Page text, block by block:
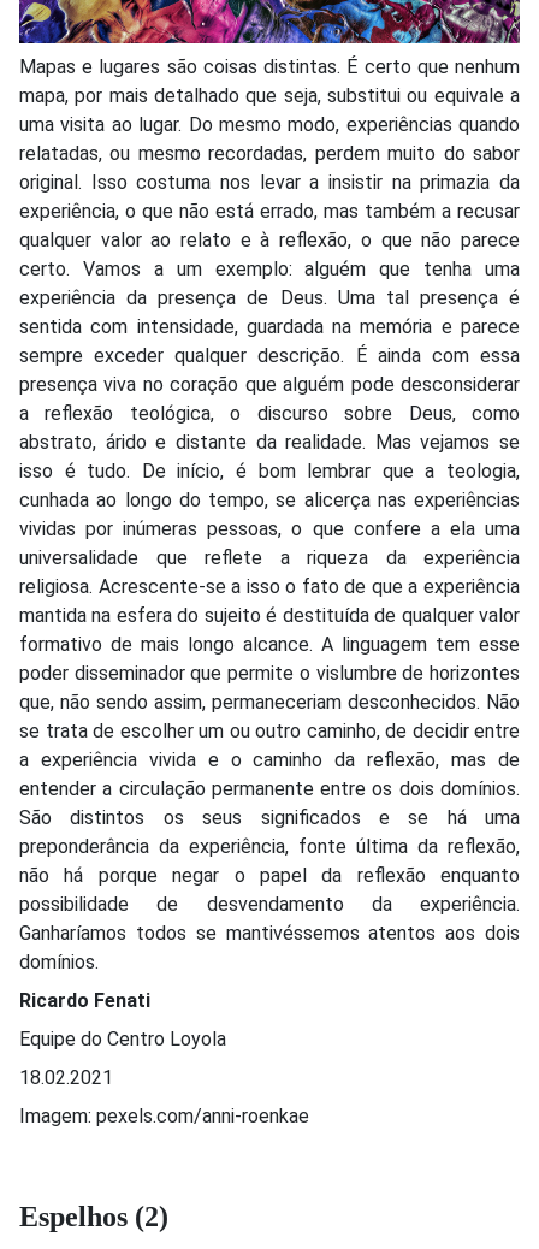
Mapas e lugares são coisas distintas. É certo que nenhum
mapa, por mais detalhado que seja, substitui ou equivale a
uma visita ao lugar. Do mesmo modo, experiências quando
relatadas, ou mesmo recordadas, perdem muito do sabor
original. Isso costuma nos levar a insistir na primazia da
experiência, o que não está errado, mas também a recusar
qualquer valor ao relato e à reflexão, o que não parece
certo. Vamos a um exemplo: alguém que tenha uma
experiência da presença de Deus. Uma tal presença é
sentida com intensidade, guardada na memória e parece
sempre exceder qualquer descrição. É ainda com essa
presença viva no coração que alguém pode desconsiderar
a reflexão teológica, o discurso sobre Deus, como
abstrato, árido e distante da realidade. Mas vejamos se
isso é tudo. De início, é bom lembrar que a teologia,
cunhada ao longo do tempo, se alicerça nas experiências
vividas por inúmeras pessoas, o que confere a ela uma
universalidade que reflete a riqueza da experiência
religiosa. Acrescente-se a isso o fato de que a experiência
mantida na esfera do sujeito é destituída de qualquer valor
formativo de mais longo alcance. A linguagem tem esse
poder disseminador que permite o vislumbre de horizontes
que, não sendo assim, permaneceriam desconhecidos. Não
se trata de escolher um ou outro caminho, de decidir entre
a experiência vivida e o caminho da reflexão, mas de
entender a circulação permanente entre os dois domínios.
São distintos os seus significados e se há uma
preponderância da experiência, fonte última da reflexão,
não há porque negar o papel da reflexão enquanto
possibilidade de desvendamento da experiência.
Ganharíamos todos se mantivéssemos atentos aos dois
domínios.
Ricardo Fenati
Equipe do Centro Loyola
18.02.2021
Imagem: pexels.com/anni-roenkae
Espelhos (2)